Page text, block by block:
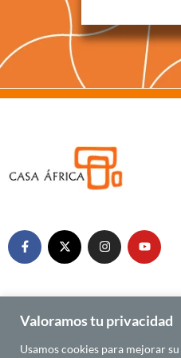
Valoramos tu privacidad
Usamos cookies para mejorar